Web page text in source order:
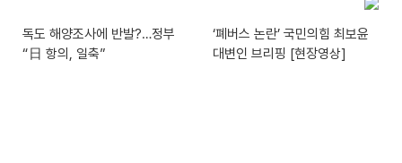
독도 해양조사에 반발?…정부
“日 항의, 일축”
‘폐버스 논란’ 국민의힘 최보윤
대변인 브리핑 [현장영상]